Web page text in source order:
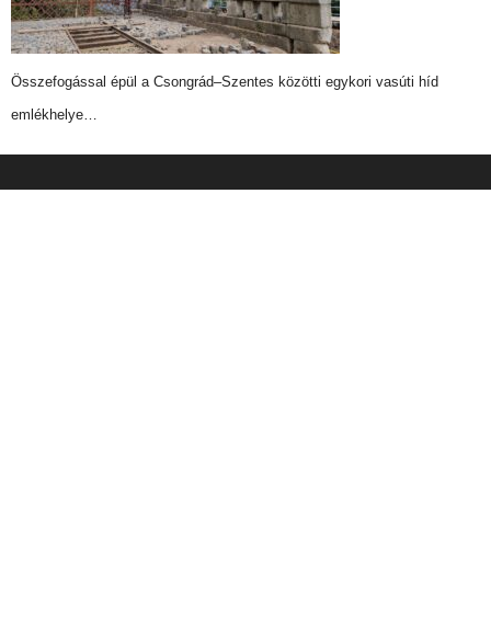
Összefogással épül a Csongrád–Szentes közötti egykori vasúti híd
emlékhelye…